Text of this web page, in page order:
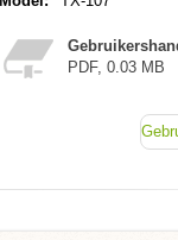
PDF, 0.03 MB